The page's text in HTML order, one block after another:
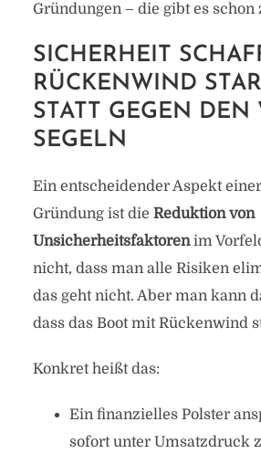
Gründungen – die gibt es schon
SICHERHEIT
RÜCKENWIND
STATT GEGEN
SEGELN
Ein entscheidender Aspekt
Gründung ist die Reduktion von
Unsicherheitsfaktorenim
nicht, dass man alle Risiken
das geht nicht. Aber man kann
dass das Boot mit Rückenwind
Konkret heißt das:
Ein finanzielles Polster
sofort unter Umsatzdruck